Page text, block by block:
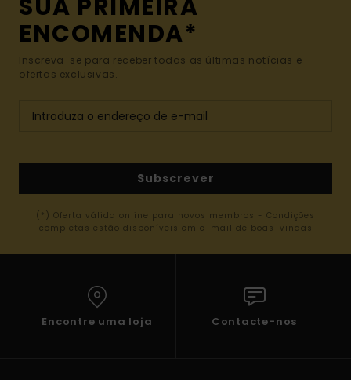
SUA PRIMEIRA
ENCOMENDA*
Inscreva-se para receber todas as últimas notícias e
ofertas exclusivas.
Subscrever
(*) Oferta válida online para novos membros - Condições
completas estão disponíveis em e-mail de boas-vindas
Encontre uma loja Contacte-nos